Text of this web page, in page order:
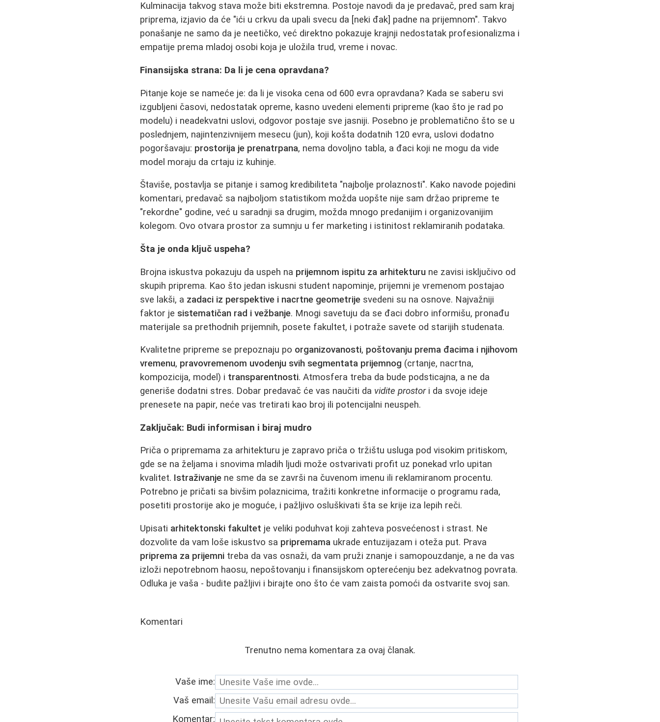
Kulminacija takvog stava može biti ekstremna. Postoje navodi da je predavač, pred sam kraj
priprema, izjavio da će "ići u crkvu da upali svecu da [neki đak] padne na prijemnom". Takvo
ponašanje ne samo da je neetičko, već direktno pokazuje krajnji nedostatak profesionalizma i
empatije prema mladoj osobi koja je uložila trud, vreme i novac.
Finansijska strana: Da li je cena opravdana?
Pitanje koje se nameće je: da li je visoka cena od 600 evra opravdana? Kada se saberu svi
izgubljeni časovi, nedostatak opreme, kasno uvedeni elementi pripreme (kao što je rad po
modelu) i neadekvatni uslovi, odgovor postaje sve jasniji. Posebno je problematično što se u
poslednjem, najintenzivnijem mesecu (jun), koji košta dodatnih 120 evra, uslovi dodatno
pogoršavaju: prostorija je prenatrpana, nema dovoljno tabla, a đaci koji ne mogu da vide
model moraju da crtaju iz kuhinje.
Štaviše, postavlja se pitanje i samog kredibiliteta "najbolje prolaznosti". Kako navode pojedini
komentari, predavač sa najboljom statistikom možda uopšte nije sam držao pripreme te
"rekordne" godine, već u saradnji sa drugim, možda mnogo predanijim i organizovanijim
kolegom. Ovo otvara prostor za sumnju u fer marketing i istinitost reklamiranih podataka.
Šta je onda ključ uspeha?
Brojna iskustva pokazuju da uspeh na prijemnom ispitu za arhitekturu ne zavisi isključivo od
skupih priprema. Kao što jedan iskusni student napominje, prijemni je vremenom postajao
sve lakši, a zadaci iz perspektive i nacrtne geometrije svedeni su na osnove. Najvažniji
faktor je sistematičan rad i vežbanje. Mnogi savetuju da se đaci dobro informišu, pronađu
materijale sa prethodnih prijemnih, posete fakultet, i potraže savete od starijih studenata.
Kvalitetne pripreme se prepoznaju po organizovanosti, poštovanju prema đacima i njihovom
vremenu, pravovremenom uvodenju svih segmentata prijemnog (crtanje, nacrtna,
kompozicija, model) i transparentnosti. Atmosfera treba da bude podsticajna, a ne da
generiše dodatni stres. Dobar predavač će vas naučiti da vidite prostori da svoje ideje
prenesete na papir, neće vas tretirati kao broj ili potencijalni neuspeh.
Zaključak: Budi informisan i biraj mudro
Priča o pripremama za arhitekturu je zapravo priča o tržištu usluga pod visokim pritiskom,
gde se na željama i snovima mladih ljudi može ostvarivati profit uz ponekad vrlo upitan
kvalitet. Istraživanje ne sme da se završi na čuvenom imenu ili reklamiranom procentu.
Potrebno je pričati sa bivšim polaznicima, tražiti konkretne informacije o programu rada,
posetiti prostorije ako je moguće, i pažljivo osluškivati šta se krije iza lepih reči.
Upisati arhitektonski fakultet je veliki poduhvat koji zahteva posvećenost i strast. Ne
dozvolite da vam loše iskustvo sa pripremama ukrade entuzijazam i oteža put. Prava
priprema za prijemni treba da vas osnaži, da vam pruži znanje i samopouzdanje, a ne da vas
izloži nepotrebnom haosu, nepoštovanju i finansijskom opterećenju bez adekvatnog povrata.
Odluka je vaša - budite pažljivi i birajte ono što će vam zaista pomoći da ostvarite svoj san.
Komentari
Trenutno nema komentara za ovaj članak.
Vaše ime:
Vaš email:
Komentar: